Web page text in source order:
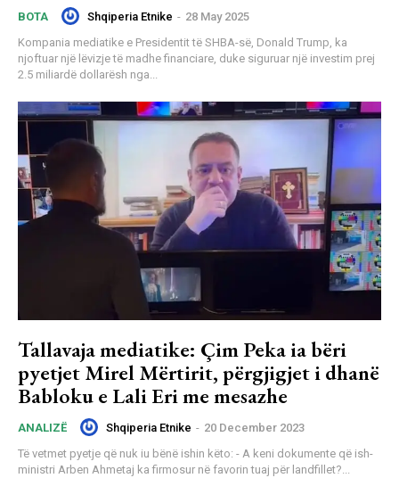
BOTA Shqiperia Etnike - 28 May 2025
Kompania mediatike e Presidentit të SHBA-së, Donald Trump, ka
njoftuar një lëvizje të madhe financiare, duke siguruar një investim prej
2.5 miliardë dollarësh nga...
Tallavaja mediatike: Çim Peka ia bëri
pyetjet Mirel Mërtirit, përgjigjet i dhanë
Babloku e Lali Eri me mesazhe
ANALIZË Shqiperia Etnike - 20 December 2023
Të vetmet pyetje që nuk iu bënë ishin këto: - A keni dokumente që ish-
ministri Arben Ahmetaj ka firmosur në favorin tuaj për landfillet?...